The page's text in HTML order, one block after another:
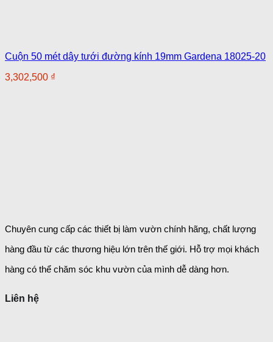
Cuộn 50 mét dây tưới đường kính 19mm Gardena 18025-20
3,302,500 ₫
Chuyên cung cấp các thiết bị làm vườn chính hãng, chất lượng
hàng đầu từ các thương hiệu lớn trên thế giới. Hỗ trợ mọi khách
hàng có thể chăm sóc khu vườn của mình dễ dàng hơn.
Liên hệ